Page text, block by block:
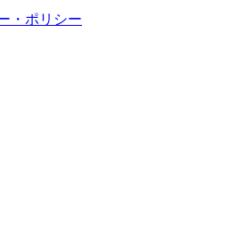
・ポリシー